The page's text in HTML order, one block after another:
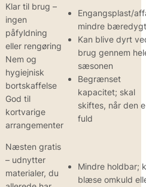
Klar til brug –
ingen
påfyldning
eller rengøring
Nem og
hygiejnisk
bortskaffelse
God til
kortvarige
arrangementer
Engangsplast/
mindre
Kan blive dyrt
brug gennem
sæsonen
Begrænset
kapacitet; skal
skiftes, når den
fuld
Næsten gratis
– udnytter
materialer, du
Mindre holdbar;
blæse omkuld